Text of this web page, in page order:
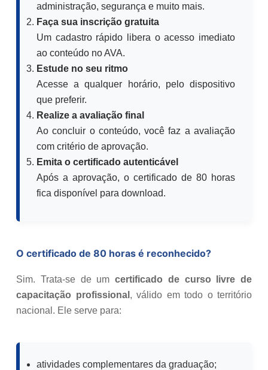
administração, segurança e muito mais.
Faça sua inscrição gratuita
Um cadastro rápido libera o acesso imediato
ao conteúdo no AVA.
Estude no seu ritmo
Acesse a qualquer horário, pelo dispositivo
que preferir.
Realize a avaliação final
Ao concluir o conteúdo, você faz a avaliação
com critério de aprovação.
Emita o certificado autenticável
Após a aprovação, o certificado de 80 horas
fica disponível para download.
O certificado de 80 horas é reconhecido?
Sim. Trata-se de um certificado de curso livre de
capacitação profissional , válido em todo o território
nacional. Ele serve para:
atividades complementares da graduação;